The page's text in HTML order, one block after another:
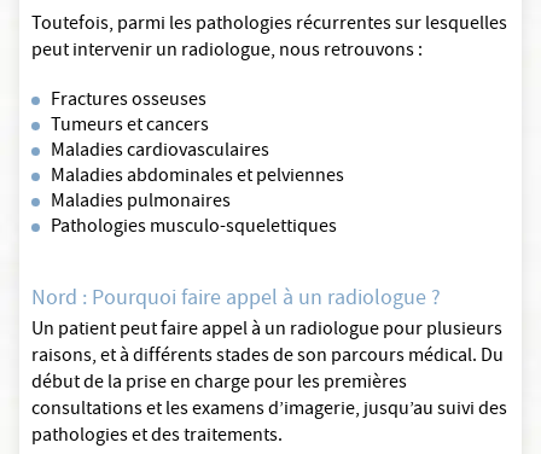
Toutefois, parmi les pathologies récurrentes sur lesquelles
peut intervenir un radiologue, nous retrouvons :
Fractures osseuses
Tumeurs et cancers
Maladies cardiovasculaires
Maladies abdominales et pelviennes
Maladies pulmonaires
Pathologies musculo-squelettiques
Nord : Pourquoi faire appel à un radiologue ?
Un patient peut faire appel à un radiologue pour plusieurs
raisons, et à différents stades de son parcours médical. Du
début de la prise en charge pour les premières
consultations et les examens d’imagerie, jusqu’au suivi des
pathologies et des traitements.